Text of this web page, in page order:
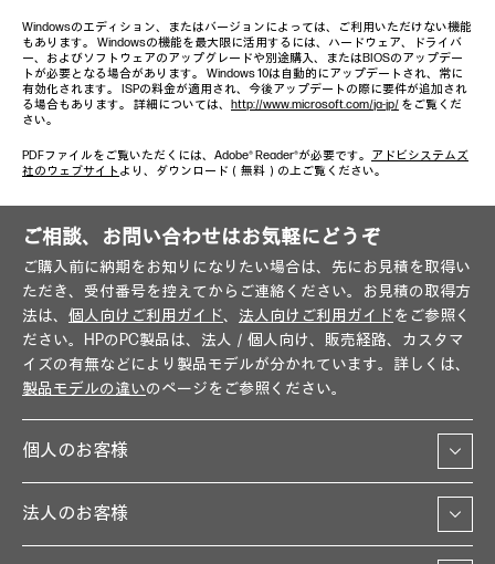
Windowsのエディション、またはバージョンによっては、ご利用いただけない機能
もあります。 Windowsの機能を最大限に活用するには、ハードウェア、ドライバ
ー、およびソフトウェアのアップグレードや別途購入、またはBIOSのアップデー
トが必要となる場合があります。 Windows 10は自動的にアップデートされ、常に
有効化されます。 ISPの料金が適用され、今後アップデートの際に要件が追加され
る場合もあります。 詳細については、 http://www.microsoft.com/ja-jp/ をご覧くだ
さい。
PDFファイルをご覧いただくには、Adobe® Reader®が必要です。 アドビシステムズ
社のウェブサイト より、ダウンロード（無料）の上ご覧ください。
ご相談、お問い合わせはお気軽にどうぞ
ご購入前に納期をお知りになりたい場合は、先にお見積を取得い
ただき、受付番号を控えてからご連絡ください。お見積の取得方
法は、 個人向けご利用ガイド、 法人向けご利用ガイドをご参照く
ださい。HPのPC製品は、法人／個人向け、販売経路、カスタマ
イズの有無などにより製品モデルが分かれています。詳しくは、
製品モデルの違いのページをご参照ください。
個人のお客様
法人のお客様